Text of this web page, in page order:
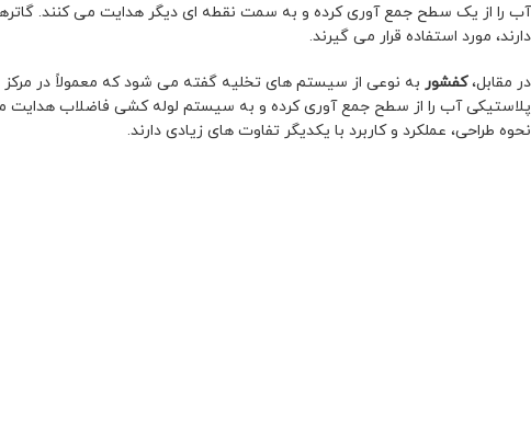
آب را از یک سطح جمع آوری کرده و به سمت نقطه ای دیگر هدایت می کنند.
دارند، مورد استفاده قرار می گیرند.
در مقابل،کفشور به نوعی از سیستم های تخلیه گفته می شود که معمولاً در
پلاستیکی آب را از سطح جمع آوری کرده و به سیستم لوله کشی فاضلاب هدایت
نحوه طراحی، عملکرد و کاربرد با یکدیگر تفاوت های زیادی دارند.